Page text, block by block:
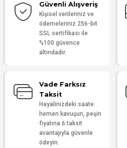
Yorum
Güvenli Alışveriş
Kişisel verileriniz ve
ödemeleriniz 256-bit
SSL sertifikası ile
%100 güvence
altındadır.
Vade Farksız
Taksit
Hayalinizdeki saate
hemen kavuşun, peşin
fiyatına 6 taksit
avantajıyla güvenle
ödeyin.